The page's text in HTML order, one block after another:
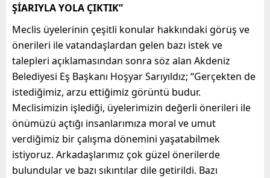
ŞİARIYLA YOLA ÇIKTIK”
Meclis üyelerinin çeşitli konular hakkındaki görüş ve
önerileri ile vatandaşlardan gelen bazı istek ve
talepleri açıklamasından sonra söz alan Akdeniz
Belediyesi Eş Başkanı Hoşyar Sarıyıldız; “Gerçekten de
istediğimiz, arzu ettiğimiz görüntü budur.
Meclisimizin işlediği, üyelerimizin değerli önerileri ile
önümüzü açtığı insanlarımıza moral ve umut
verdiğimiz bir çalışma dönemini yaşatabilmek
istiyoruz. Arkadaşlarımız çok güzel önerilerde
bulundular ve bazı sıkıntılar dile getirildi. Bazı